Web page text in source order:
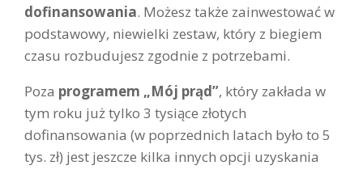
dofinansowania. Możesz także zainwestować w
podstawowy, niewielki zestaw, który z biegiem
czasu rozbudujesz zgodnie z potrzebami.
Poza programem „Mój prąd”, który zakłada w
tym roku już tylko 3 tysiące złotych
dofinansowania (w poprzednich latach było to 5
tys. zł) jest jeszcze kilka innych opcji uzyskania